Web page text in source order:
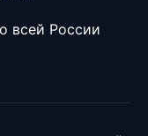
всей России